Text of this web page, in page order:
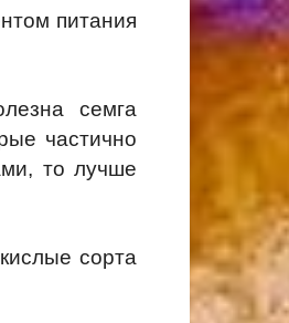
питания
семга
частично
то лучше
сорта